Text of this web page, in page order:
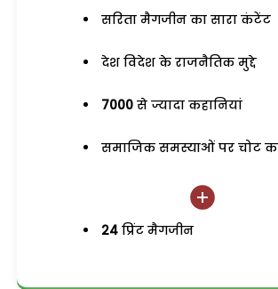
सरिता मैगजीन का सारा कंटेंट
देश विदेश के राजनैतिक मुद्दे
7000 से ज्यादा कहानियां
समाजिक समस्याओं पर चोट
24 प्रिंट मैगजीन